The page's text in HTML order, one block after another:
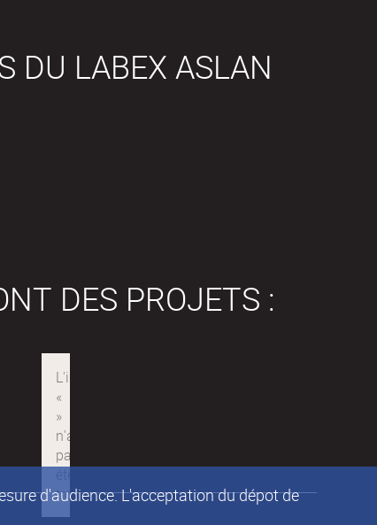
d'audience. L'acceptation du dépot de
DU LABEX ASLAN
DES PROJETS :